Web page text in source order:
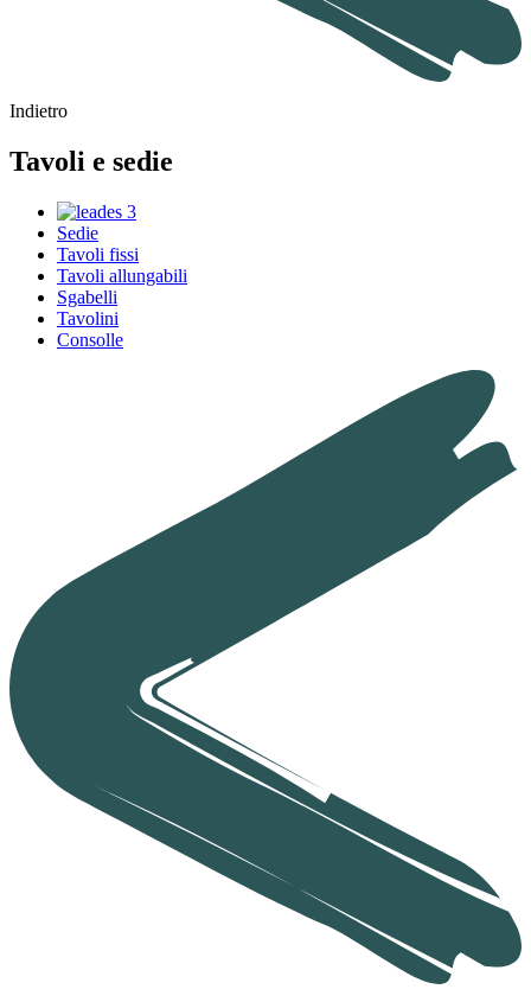
Indietro
Tavoli e sedie
Sedie
Tavoli fissi
Tavoli allungabili
Sgabelli
Tavolini
Consolle